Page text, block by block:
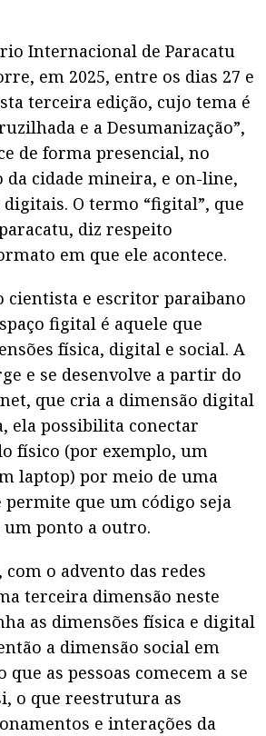
Internacional de Paracatu
em 2025, entre os dias 27 e
terceira edição, cujo tema é
e a Desumanização”,
de forma presencial, no
da cidade mineira, e on-line,
O termo “figital”, que
diz respeito
em que ele acontece.
cientista e escritor paraibano
figital é aquele que
física, digital e social. A
e se desenvolve a partir do
que cria a dimensão digital
ela possibilita conectar
físico (por exemplo, um
laptop) por meio de uma
que um código seja
ponto a outro.
o advento das redes
terceira dimensão neste
as dimensões física e digital
a dimensão social em
as pessoas comecem a se
o que reestrutura as
e interações da